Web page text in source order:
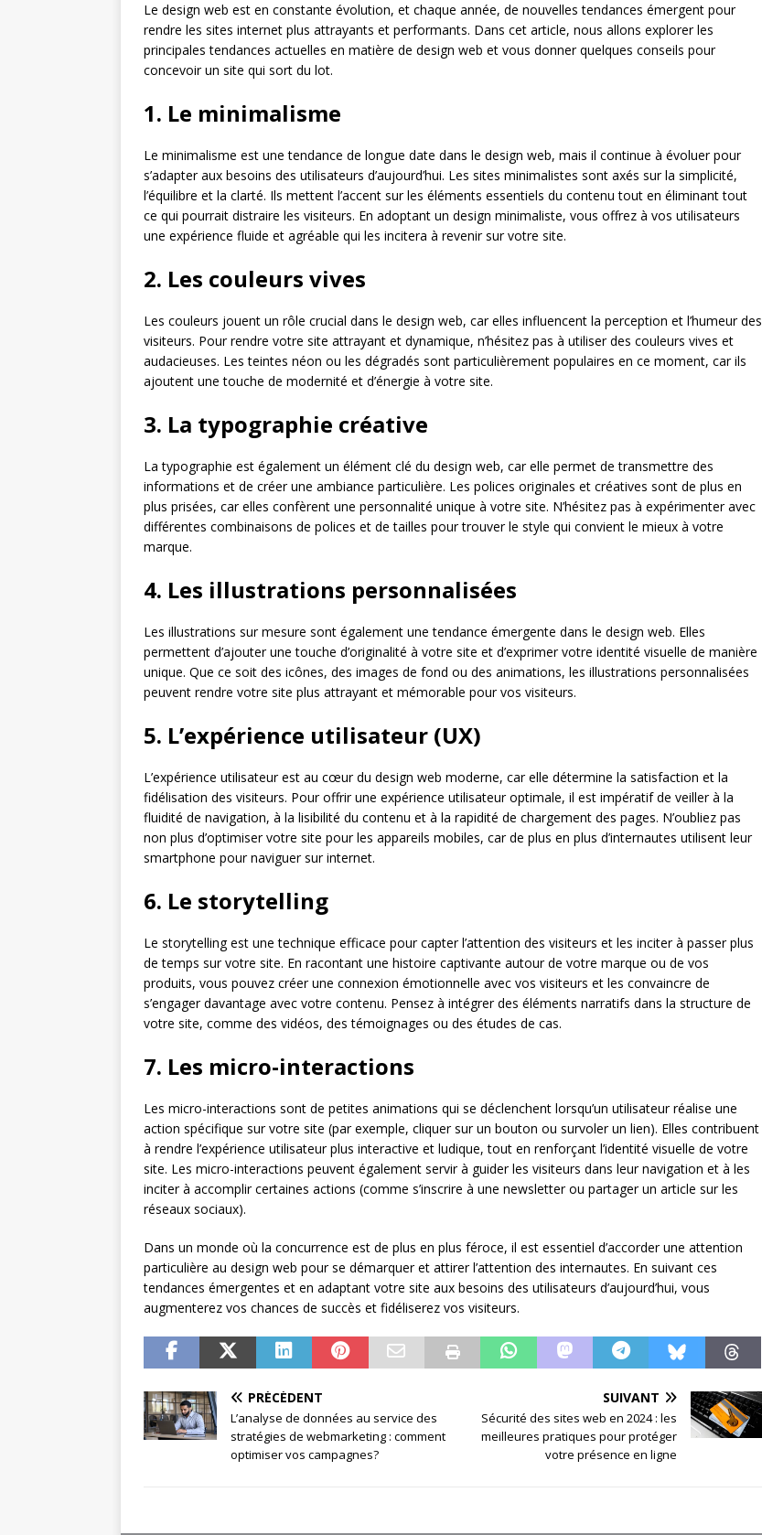
Le design web est en constante évolution, et chaque année, de nouvelles tendances émergent pour
rendre les sites internet plus attrayants et performants. Dans cet article, nous allons explorer les
principales tendances actuelles en matière de design web et vous donner quelques conseils pour
concevoir un site qui sort du lot.
1. Le minimalisme
Le minimalisme est une tendance de longue date dans le design web, mais il continue à évoluer pour
s’adapter aux besoins des utilisateurs d’aujourd’hui. Les sites minimalistes sont axés sur la simplicité,
l’équilibre et la clarté. Ils mettent l’accent sur les éléments essentiels du contenu tout en éliminant tout
ce qui pourrait distraire les visiteurs. En adoptant un design minimaliste, vous offrez à vos utilisateurs
une expérience fluide et agréable qui les incitera à revenir sur votre site.
2. Les couleurs vives
Les couleurs jouent un rôle crucial dans le design web, car elles influencent la perception et l’humeur des
visiteurs. Pour rendre votre site attrayant et dynamique, n’hésitez pas à utiliser des couleurs vives et
audacieuses. Les teintes néon ou les dégradés sont particulièrement populaires en ce moment, car ils
ajoutent une touche de modernité et d’énergie à votre site.
3. La typographie créative
La typographie est également un élément clé du design web, car elle permet de transmettre des
informations et de créer une ambiance particulière. Les polices originales et créatives sont de plus en
plus prisées, car elles confèrent une personnalité unique à votre site. N’hésitez pas à expérimenter avec
différentes combinaisons de polices et de tailles pour trouver le style qui convient le mieux à votre
marque.
4. Les illustrations personnalisées
Les illustrations sur mesure sont également une tendance émergente dans le design web. Elles
permettent d’ajouter une touche d’originalité à votre site et d’exprimer votre identité visuelle de manière
unique. Que ce soit des icônes, des images de fond ou des animations, les illustrations personnalisées
peuvent rendre votre site plus attrayant et mémorable pour vos visiteurs.
5. L’expérience utilisateur (UX)
L’expérience utilisateur est au cœur du design web moderne, car elle détermine la satisfaction et la
fidélisation des visiteurs. Pour offrir une expérience utilisateur optimale, il est impératif de veiller à la
fluidité de navigation, à la lisibilité du contenu et à la rapidité de chargement des pages. N’oubliez pas
non plus d’optimiser votre site pour les appareils mobiles, car de plus en plus d’internautes utilisent leur
smartphone pour naviguer sur internet.
6. Le storytelling
Le storytelling est une technique efficace pour capter l’attention des visiteurs et les inciter à passer plus
de temps sur votre site. En racontant une histoire captivante autour de votre marque ou de vos
produits, vous pouvez créer une connexion émotionnelle avec vos visiteurs et les convaincre de
s’engager davantage avec votre contenu. Pensez à intégrer des éléments narratifs dans la structure de
votre site, comme des vidéos, des témoignages ou des études de cas.
7. Les micro-interactions
Les micro-interactions sont de petites animations qui se déclenchent lorsqu’un utilisateur réalise une
action spécifique sur votre site (par exemple, cliquer sur un bouton ou survoler un lien). Elles contribuent
à rendre l’expérience utilisateur plus interactive et ludique, tout en renforçant l’identité visuelle de votre
site. Les micro-interactions peuvent également servir à guider les visiteurs dans leur navigation et à les
inciter à accomplir certaines actions (comme s’inscrire à une newsletter ou partager un article sur les
réseaux sociaux).
Dans un monde où la concurrence est de plus en plus féroce, il est essentiel d’accorder une attention
particulière au design web pour se démarquer et attirer l’attention des internautes. En suivant ces
tendances émergentes et en adaptant votre site aux besoins des utilisateurs d’aujourd’hui, vous
augmenterez vos chances de succès et fidéliserez vos visiteurs.
PRÉCÉDENT
L’analyse de données au service des
stratégies de webmarketing : comment
optimiser vos campagnes?
SUIVANT
Sécurité des sites web en 2024 : les
meilleures pratiques pour protéger
votre présence en ligne